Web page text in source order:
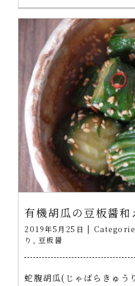
有機胡瓜の豆板醤和
2019年5月25日 |
り
豆板醤
蛇腹胡瓜(じゃばらきゅう